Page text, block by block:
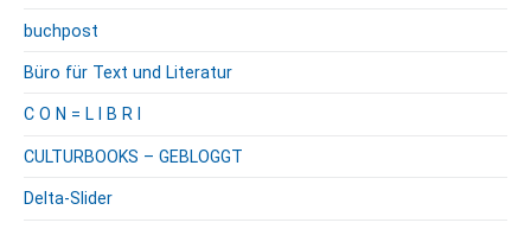
buchpost
Büro für Text und Literatur
C O N = L I B R I
CULTURBOOKS – GEBLOGGT
Delta-Slider